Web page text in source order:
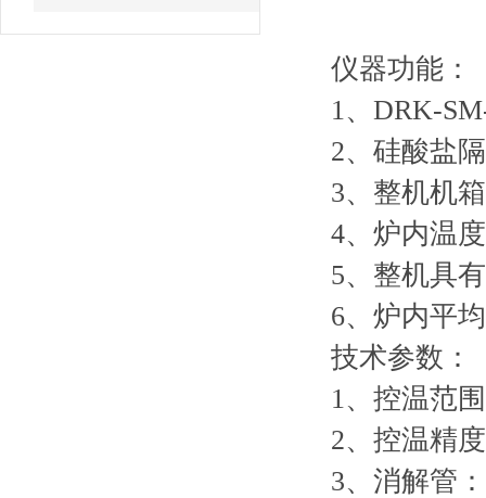
仪器功能：
1、DRK-
2、硅酸盐
3、整机机
4、炉内温
5、整机具
6、炉内平
技术参数：
1、控温范
2、控温精
3、消解管